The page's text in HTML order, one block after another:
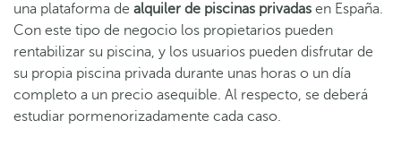
una plataforma de alquiler de piscinas privadas en España.
Con este tipo de negocio los propietarios pueden
rentabilizar su piscina, y los usuarios pueden disfrutar de
su propia piscina privada durante unas horas o un día
completo a un precio asequible. Al respecto, se deberá
estudiar pormenorizadamente cada caso.